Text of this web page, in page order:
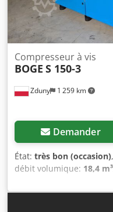
Zduny 1 259 km
Compresseur à vis
BOGE S 150-3
Demander
État: très bon (occasion)
débit volumique: 18,4
Compresseur à vis
Tbox Alyof Capacité
fabrication 2014